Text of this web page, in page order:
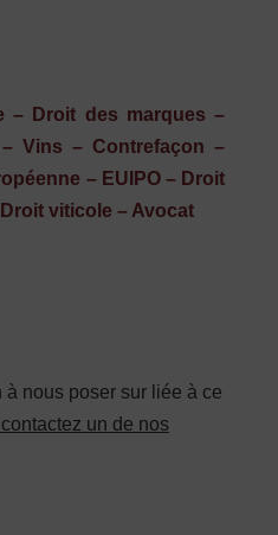
– Droit des marques –
Vins – Contrefaçon –
– EUIPO – Droit
viticole – Avocat
nous poser sur liée à ce
un de nos